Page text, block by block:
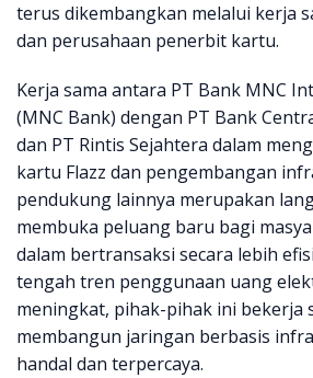
terus dikembangkan melalui kerja
dan perusahaan penerbit kartu.
Kerja sama antara PT Bank MNC
(MNC Bank) dengan PT Bank
dan PT Rintis Sejahtera dalam
kartu Flazz dan pengembangan
pendukung lainnya merupakan
membuka peluang baru bagi
dalam bertransaksi secara lebih
tengah tren penggunaan uang
meningkat, pihak-pihak ini bekerja
membangun jaringan berbasis
handal dan terpercaya.